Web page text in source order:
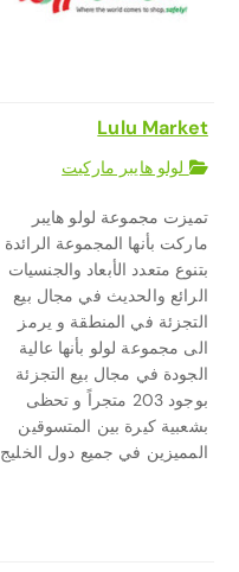
Lulu Market
لولو هايبر ماركيت
تميزت مجموعة لولو هايبر
ماركت بأنها المجموعة الرائدة
بتنوع متعدد الأبعاد والجنسيات
الرائع والحديث في مجال بيع
التجزئة في المنطقة و يرمز
الى مجموعة لولو بأنها عالية
الجودة في مجال بيع التجزئة
بوجود 203 متجراً و تحظى
بشعبية كيرة بين المتسوقين
المميزين في جميع دول الخليج